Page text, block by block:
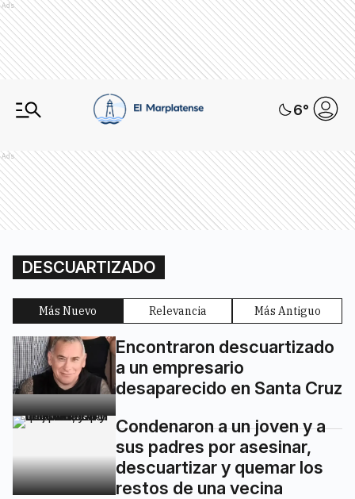
Ads
6°
Ads
DESCUARTIZADO
Más Nuevo Relevancia Más Antiguo
Encontraron descuartizado
a un empresario
desaparecido en Santa Cruz
Condenaron a un joven y a
sus padres por asesinar,
descuartizar y quemar los
restos de una vecina